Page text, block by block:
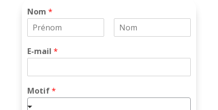
Nom *
r
é
m
E-mail *
Motif*